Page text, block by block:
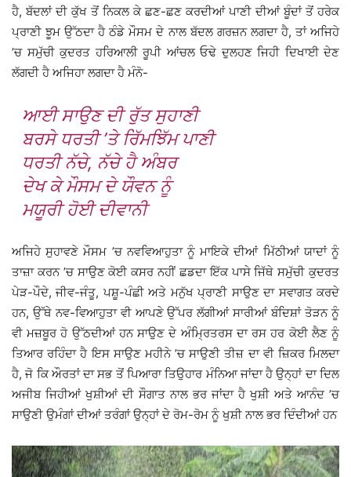
ਹੈ, ਬੱਦਲਾਂ ਦੀ ਕੁੱਖ ਤੋਂ ਨਿਕਲ ਕੇ ਛਣ-ਛਣ ਕਰਦੀਆਂ ਪਾਣੀ ਦੀਆਂ ਬੂੰਦਾਂ ਤੋਂ ਹਰੇਕ
ਪ੍ਰਾਣੀ ਝੂਮ ਉੱਠਦਾ ਹੈ ਠੰਡੇ ਮੌਸਮ ਦੇ ਨਾਲ ਬੱਦਲ ਗਰਜ਼ਨ ਲਗਦਾ ਹੈ, ਤਾਂ ਅਜਿਹੇ
’ਚ ਸਮੁੱਚੀ ਕੁਦਰਤ ਹਰਿਆਲੀ ਰੂਪੀ ਆਂਚਲ ਓਢੇ ਦੁਲਹਣ ਜਿਹੀ ਦਿਖਾਈ ਦੇਣ
ਲੱਗਦੀ ਹੈ ਅਜਿਹਾ ਲਗਦਾ ਹੈ ਮੰਨੋ-
ਆਈ ਸਾਉਣ ਦੀ ਰੁੱਤ ਸੁਹਾਣੀ
ਬਰਸੇ ਧਰਤੀ ’ਤੇ ਰਿੱਮਝਿੱਮ ਪਾਣੀ
ਧਰਤੀ ਨੱਚੇ, ਨੱਚੇ ਹੈ ਅੰਬਰ
ਦੇਖ ਕੇ ਮੌਸਮ ਦੇ ਯੌਵਨ ਨੂੰ
ਮਯੂਰੀ ਹੋਈ ਦੀਵਾਨੀ
ਅਜਿਹੇ ਸੁਹਾਵਣੇ ਮੌਸਮ ’ਚ ਨਵਵਿਆਹੁਤਾ ਨੂੰ ਮਾਇਕੇ ਦੀਆਂ ਮਿੱਠੀਆਂ ਯਾਦਾਂ ਨੂੰ
ਤਾਜ਼ਾ ਕਰਨ ’ਚ ਸਾਉਣ ਕੋਈ ਕਸਰ ਨਹੀਂ ਛਡਦਾ ਇੱਕ ਪਾਸੇ ਜਿੱਥੇ ਸਮੁੱਚੀ ਕੁਦਰਤ
ਪੇੜ-ਪੌਦੇ, ਜੀਵ-ਜੰਤੂ, ਪਸ਼ੂ-ਪੰਛੀ ਅਤੇ ਮਨੁੱਖ ਪ੍ਰਾਣੀ ਸਾਉਣ ਦਾ ਸਵਾਗਤ ਕਰਦੇ
ਹਨ, ਉੱਥੇ ਨਵ-ਵਿਆਹੁਤਾ ਵੀ ਆਪਣੇ ਉੱਪਰ ਲੱਗੀਆਂ ਸਾਰੀਆਂ ਬੰਦਿਸ਼ਾਂ ਤੋੜਨ ਨੂੰ
ਵੀ ਮਜ਼ਬੂਰ ਹੋ ਉੱਠਦੀਆਂ ਹਨ ਸਾਉਣ ਦੇ ਅੰਮ੍ਰਿਤਰਸ ਦਾ ਰਸ ਹਰ ਕੋਈ ਲੈਣ ਨੂੰ
ਤਿਆਰ ਰਹਿੰਦਾ ਹੈ ਇਸ ਸਾਉਣ ਮਹੀਨੇ ’ਚ ਸਾਉਣੀ ਤੀਜ਼ ਦਾ ਵੀ ਜ਼ਿਕਰ ਮਿਲਦਾ
ਹੈ, ਜੋ ਕਿ ਔਰਤਾਂ ਦਾ ਸਭ ਤੋਂ ਪਿਆਰਾ ਤਿਉਹਾਰ ਮੰਨਿਆ ਜਾਂਦਾ ਹੈ ਉਨ੍ਹਾਂ ਦਾ ਦਿਲ
ਅਜੀਬ ਜਿਹੀਆਂ ਖੁਸ਼ੀਆਂ ਦੀ ਸੌਗਾਤ ਨਾਲ ਭਰ ਜਾਂਦਾ ਹੈ ਖੁਸ਼ੀ ਅਤੇ ਆਨੰਦ ’ਚ
ਸਾਉਣੀ ਉਮੰਗਾਂ ਦੀਆਂ ਤਰੰਗਾਂ ਉਨ੍ਹਾਂ ਦੇ ਰੋਮ-ਰੋਮ ਨੂੰ ਖੁਸ਼ੀ ਨਾਲ ਭਰ ਦਿੰਦੀਆਂ ਹਨ